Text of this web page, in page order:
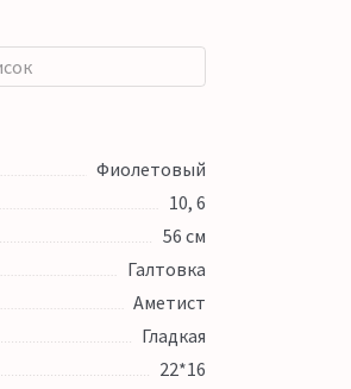
Фиолетовый
10, 6
56 см
Галтовка
Аметист
Гладкая
22*16